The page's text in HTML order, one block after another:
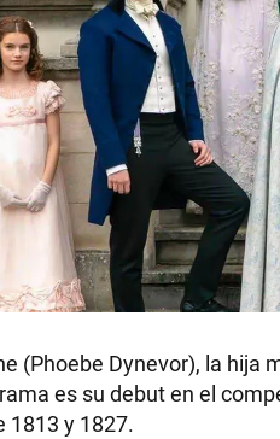
(Phoebe Dynevor), la hija
es su debut en el
1813 y 1827.